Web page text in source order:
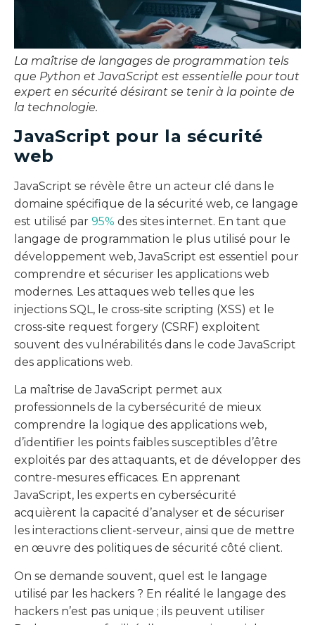
La maîtrise de langages de programmation tels
que Python et JavaScript est essentielle pour tout
expert en sécurité désirant se tenir à la pointe de
la technologie.
JavaScript pour la sécurité
web
JavaScript se révèle être un acteur clé dans le
domaine spécifique de la sécurité web, ce langage
est utilisé par 95% des sites internet. En tant que
langage de programmation le plus utilisé pour le
développement web, JavaScript est essentiel pour
comprendre et sécuriser les applications web
modernes. Les attaques web telles que les
injections SQL, le cross-site scripting (XSS) et le
cross-site request forgery (CSRF) exploitent
souvent des vulnérabilités dans le code JavaScript
des applications web.
La maîtrise de JavaScript permet aux
professionnels de la cybersécurité de mieux
comprendre la logique des applications web,
d’identifier les points faibles susceptibles d’être
exploités par des attaquants, et de développer des
contre-mesures efficaces. En apprenant
JavaScript, les experts en cybersécurité
acquièrent la capacité d’analyser et de sécuriser
les interactions client-serveur, ainsi que de mettre
en œuvre des politiques de sécurité côté client.
On se demande souvent, quel est le langage
utilisé par les hackers ? En réalité le langage des
hackers n’est pas unique ; ils peuvent utiliser